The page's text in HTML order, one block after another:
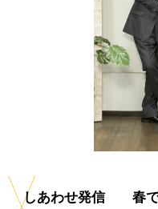
しあわせ発信 春で